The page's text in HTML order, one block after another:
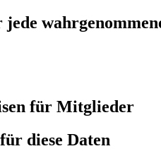
für Mitglieder
diese Daten